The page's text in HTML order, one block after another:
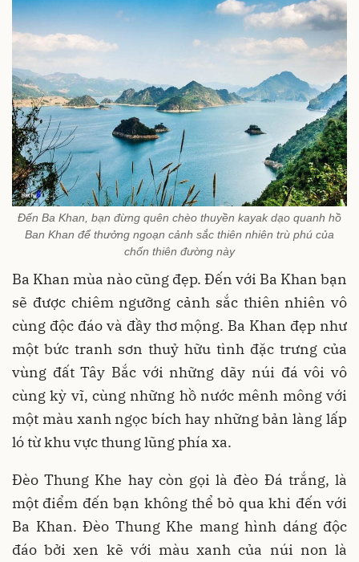
Đến Ba Khan, bạn đừng quên chèo thuyền kayak dạo quanh hồ
Ban Khan để thưởng ngoạn cảnh sắc thiên nhiên trù phú của
chốn thiên đường này
Ba Khan mùa nào cũng đẹp. Đến với Ba Khan bạn
sẽ được chiêm ngưỡng cảnh sắc thiên nhiên vô
cùng độc đáo và đầy thơ mộng. Ba Khan đẹp như
một bức tranh sơn thuỷ hữu tình đặc trưng của
vùng đất Tây Bắc với những dãy núi đá vôi vô
cùng kỳ vĩ, cùng những hồ nước mênh mông với
một màu xanh ngọc bích hay những bản làng lấp
ló từ khu vực thung lũng phía xa.
Đèo Thung Khe hay còn gọi là đèo Đá trắng, là
một điểm đến bạn không thể bỏ qua khi đến với
Ba Khan. Đèo Thung Khe mang hình dáng độc
đáo bởi xen kẽ với màu xanh của núi non là